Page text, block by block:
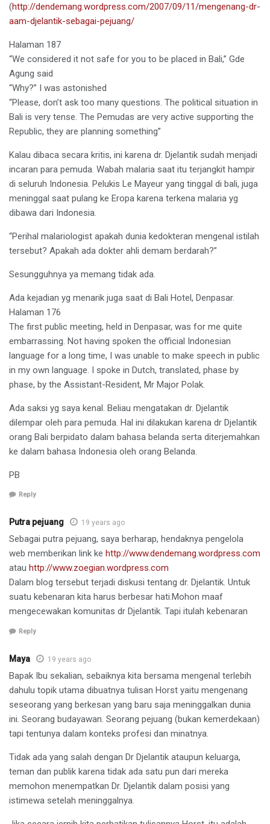
(http://dendemang.wordpress.com/2007/09/11/mengenang-dr-
aam-djelantik-sebagai-pejuang/
Halaman 187
“We considered it not safe for you to be placed in Bali,” Gde
Agung said
“Why?” I was astonished
“Please, don’t ask too many questions. The political situation in
Bali is very tense. The Pemudas are very active supporting the
Republic, they are planning something”
Kalau dibaca secara kritis, ini karena dr. Djelantik sudah menjadi
incaran para pemuda. Wabah malaria saat itu terjangkit hampir
di seluruh Indonesia. Pelukis Le Mayeur yang tinggal di bali, juga
meninggal saat pulang ke Eropa karena terkena malaria yg
dibawa dari Indonesia.
“Perihal malariologist apakah dunia kedokteran mengenal istilah
tersebut? Apakah ada dokter ahli demam berdarah?”
Sesungguhnya ya memang tidak ada.
Ada kejadian yg menarik juga saat di Bali Hotel, Denpasar.
Halaman 176
The first public meeting, held in Denpasar, was for me quite
embarrassing. Not having spoken the official Indonesian
language for a long time, I was unable to make speech in public
in my own language. I spoke in Dutch, translated, phase by
phase, by the Assistant-Resident, Mr Major Polak.
Ada saksi yg saya kenal. Beliau mengatakan dr. Djelantik
dilempar oleh para pemuda. Hal ini dilakukan karena dr Djelantik
orang Bali berpidato dalam bahasa belanda serta diterjemahkan
ke dalam bahasa Indonesia oleh orang Belanda.
PB
Reply
Putra pejuang 19 years ago
Sebagai putra pejuang, saya berharap, hendaknya pengelola
web memberikan link ke http://www.dendemang.wordpress.com
atau http://www.zoegian.wordpress.com
Dalam blog tersebut terjadi diskusi tentang dr. Djelantik. Untuk
suatu kebenaran kita harus berbesar hati.Mohon maaf
mengecewakan komunitas dr Djelantik. Tapi itulah kebenaran
Reply
Maya 19 years ago
Bapak Ibu sekalian, sebaiknya kita bersama mengenal terlebih
dahulu topik utama dibuatnya tulisan Horst yaitu mengenang
seseorang yang berkesan yang baru saja meninggalkan dunia
ini. Seorang budayawan. Seorang pejuang (bukan kemerdekaan)
tapi tentunya dalam konteks profesi dan minatnya.
Tidak ada yang salah dengan Dr Djelantik ataupun keluarga,
teman dan publik karena tidak ada satu pun dari mereka
memohon menempatkan Dr. Djelantik dalam posisi yang
istimewa setelah meninggalnya.